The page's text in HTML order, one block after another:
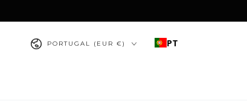
País/região
PORTUGAL (EUR €) PT